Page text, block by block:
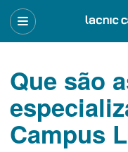
Que são
Campus